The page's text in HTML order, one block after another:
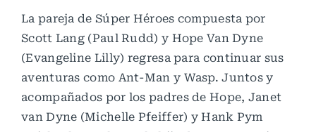
La pareja de Súper Héroes compuesta por
Scott Lang (Paul Rudd) y Hope Van Dyne
(Evangeline Lilly) regresa para continuar sus
aventuras como Ant-Man y Wasp. Juntos y
acompañados por los padres de Hope, Janet
van Dyne (Michelle Pfeiffer) y Hank Pym